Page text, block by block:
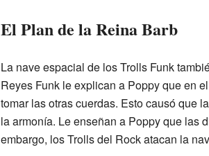
El Plan de la Reina Barb
La nave espacial de los Trolls Funk
Reyes Funk le explican a Poppy que en
tomar las otras cuerdas. Esto causó que
la armonía. Le enseñan a Poppy que las
embargo, los Trolls del Rock atacan la